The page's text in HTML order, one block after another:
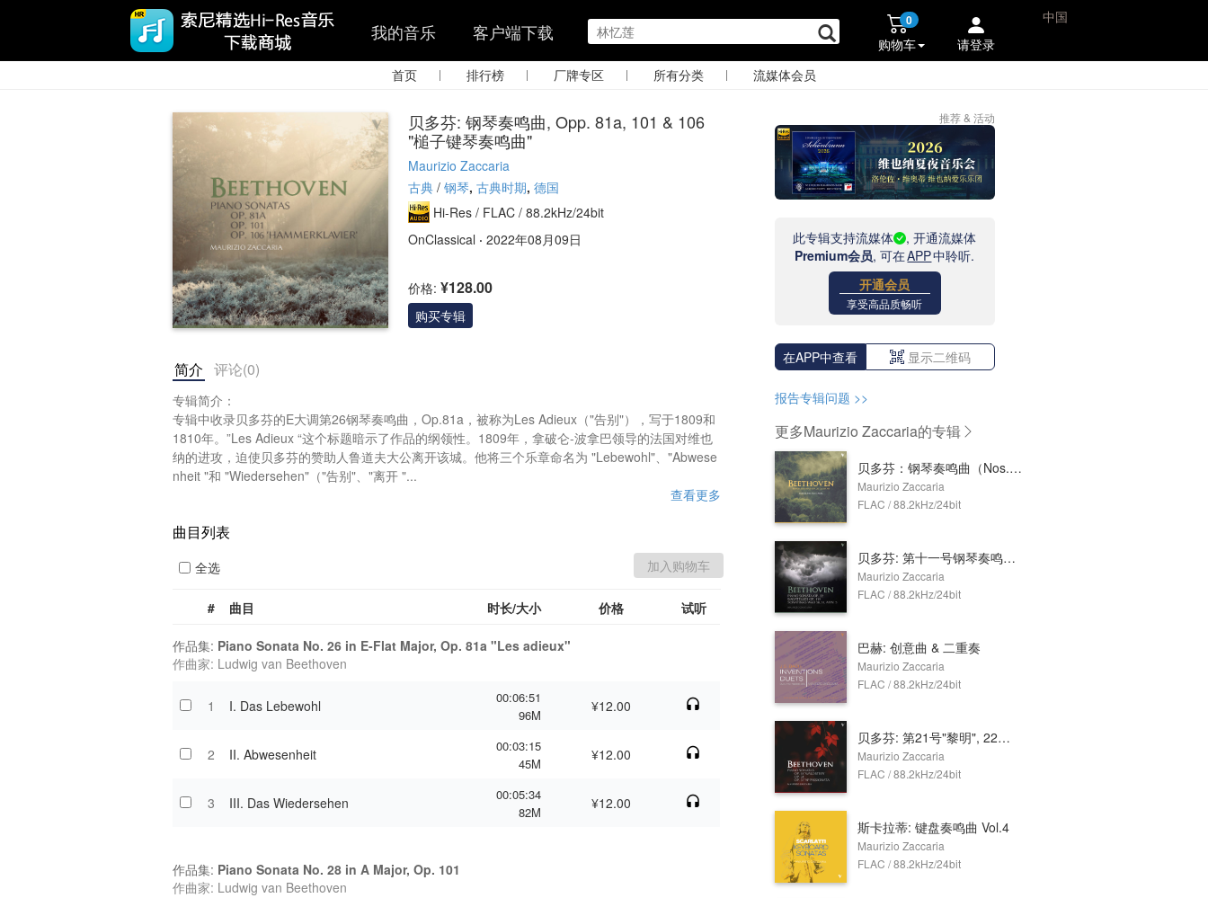
我的音乐 客户端下载 0
购物车 请登录
中国
首页 | 排行榜 | 厂牌专区 | 所有分类 | 流媒体会员
贝多芬: 钢琴奏鸣曲, Opp. 81a, 101 & 106
"槌子键琴奏鸣曲"
Maurizio Zaccaria
古典 / 钢琴, 古典时期, 德国
Hi-Res / FLAC / 88.2kHz/24bit
OnClassical · 2022年08月09日
价格: ¥128.00
购买专辑
简介 评论(0)
专辑简介：
专辑中收录贝多芬的E大调第26钢琴奏鸣曲，Op.81a，被称为Les Adieux（"告别"），写于1809和
1810年。”Les Adieux “这个标题暗示了作品的纲领性。1809年，拿破仑-波拿巴领导的法国对维也
纳的进攻，迫使贝多芬的赞助人鲁道夫大公离开该城。他将三个乐章命名为 "Lebewohl"、"Abwese
nheit "和 "Wiedersehen"（"告别"、"离开 "...
查看更多
曲目列表
全选
# 曲目 时长/大小 价格 试听
作品集: Piano Sonata No. 26 in E-Flat Major, Op. 81a "Les adieux"
作曲家: Ludwig van Beethoven
1 I. Das Lebewohl
00:06:51
96M
¥12.00
2 II. Abwesenheit
00:03:15
45M
¥12.00
3 III. Das Wiedersehen
00:05:34
82M
¥12.00
作品集: Piano Sonata No. 28 in A Major, Op. 101
作曲家: Ludwig van Beethoven
推荐 & 活动
此专辑支持流媒体
, 开通流媒体
Premium会员, 可在APP中聆听.
开通会员
享受高品质畅听
在APP中查看 显示二维码
报告专辑问题 >>
更多Maurizio Zaccaria的专辑
贝多芬：钢琴奏鸣曲（Nos. 12, 15, 19, 20 & 27）
Maurizio Zaccaria
FLAC / 88.2kHz/24bit
贝多芬: 第十一号钢琴奏鸣曲 & 其他钢琴作品
Maurizio Zaccaria
FLAC / 88.2kHz/24bit
巴赫: 创意曲 & 二重奏
Maurizio Zaccaria
FLAC / 88.2kHz/24bit
贝多芬: 第21号"黎明", 22号 & 23号"热情"钢琴奏鸣曲
Maurizio Zaccaria
FLAC / 88.2kHz/24bit
斯卡拉蒂: 键盘奏鸣曲 Vol.4
Maurizio Zaccaria
FLAC / 88.2kHz/24bit